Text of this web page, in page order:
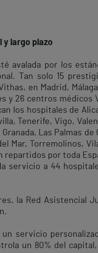
largo plazo
avalada por los
Tan solo 15
en Madrid, Málaga
y 26 centros médicos
los hospitales de
Tenerife, Vigo,
Las Palmas de
Mar, Torremolinos,
por toda
servicio a 44
la Red Asistencial
servicio
un 80% del